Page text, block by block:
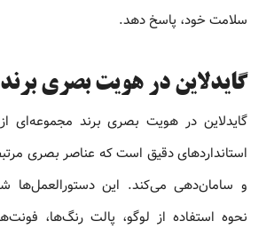
سلامت خود، پاسخ دهد.
گایدلاین در هویت بصری برند
گایدلاین در هویت بصری برند مجموعه‌ای
استانداردهای دقیق است که عناصر بصری
و سامان‌دهی می‌کند. این دستورالعمل‌ها
نحوه استفاده از لوگو، پالت رنگ‌ها،